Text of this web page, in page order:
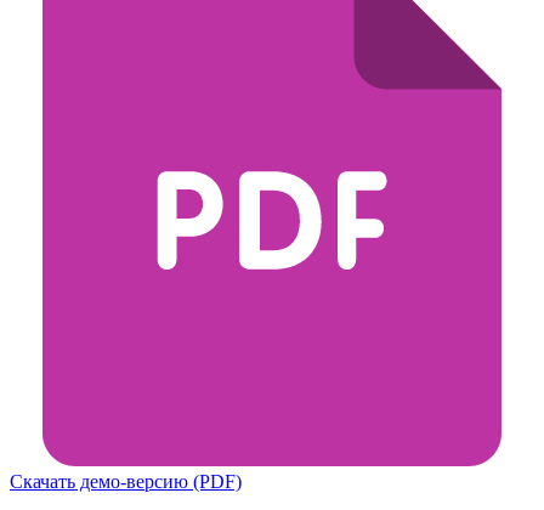
Скачать демо-версию (PDF)